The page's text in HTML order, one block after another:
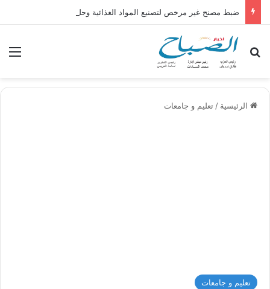
بحث عن
الرئيسية / تعليم و جامعات
تعليم و جامعات